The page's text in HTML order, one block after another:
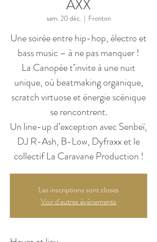
AXX
sam. 20 déc.
  |
Fronton
Une soirée entre hip-hop, électro et
bass music – à ne pas manquer !
La Canopée t’invite à une nuit
unique, où beatmaking organique,
scratch virtuose et énergie scénique
se rencontrent.
Un line-up d’exception avec Senbeï,
DJ R-Ash, B-Low, Dyfraxx et le
Les inscriptions sont closes
Voir d'autres événements